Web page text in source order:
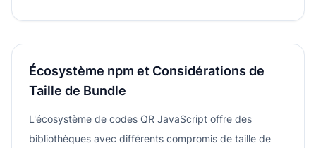
Écosystème npm et Considérations de
Taille de Bundle
L'écosystème de codes QR JavaScript offre des
bibliothèques avec différents compromis de taille de